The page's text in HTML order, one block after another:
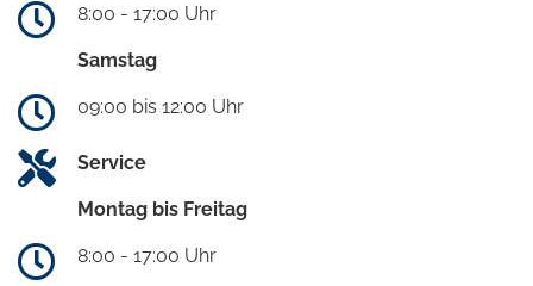
8:00 - 17:00 Uhr
Samstag
09:00 bis 12:00 Uhr
Service
Montag bis Freitag
8:00 - 17:00 Uhr